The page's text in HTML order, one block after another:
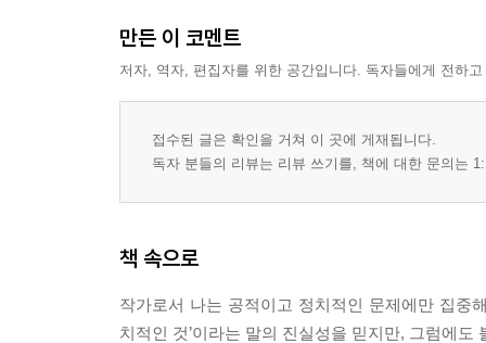
만든 이 코멘트
저자, 역자, 편집자를 위한 공간입니다. 독자들에게 전하
접수된 글은 확인을 거쳐 이 곳에 게재됩니다.
독자 분들의 리뷰는 리뷰 쓰기를, 책에 대한 문의는
책 속으로
작가로서 나는 공적이고 정치적인 문제에만 집중
치적인 것’이라는 말의 진실성을 믿지만, 그럼에